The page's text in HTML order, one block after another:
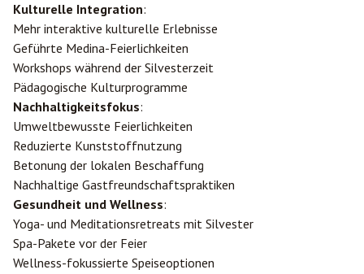
Kulturelle Integration:
Mehr interaktive kulturelle Erlebnisse
Geführte Medina-Feierlichkeiten
Workshops während der Silvesterzeit
Pädagogische Kulturprogramme
Nachhaltigkeitsfokus:
Umweltbewusste Feierlichkeiten
Reduzierte Kunststoffnutzung
Betonung der lokalen Beschaffung
Nachhaltige Gastfreundschaftspraktiken
Gesundheit und Wellness:
Yoga- und Meditationsretreats mit Silvester
Spa-Pakete vor der Feier
Wellness-fokussierte Speiseoptionen